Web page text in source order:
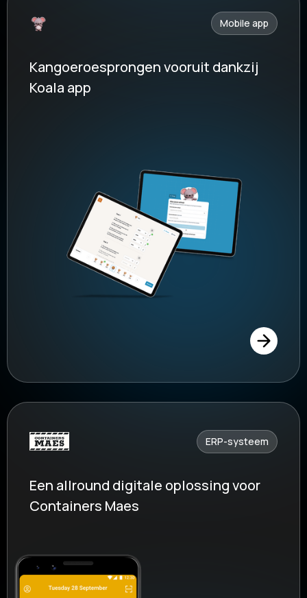
Mobile app
Kangoeroesprongen vooruit dankzij
Koala app
ERP-systeem
Een allround digitale oplossing voor
Containers Maes